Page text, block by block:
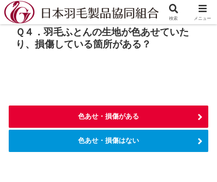
Ｑ４．羽毛ふとんの生地が色あせていた
り、損傷している箇所がある？
色あせ・損傷がある
色あせ・損傷はない
検索 メニュー